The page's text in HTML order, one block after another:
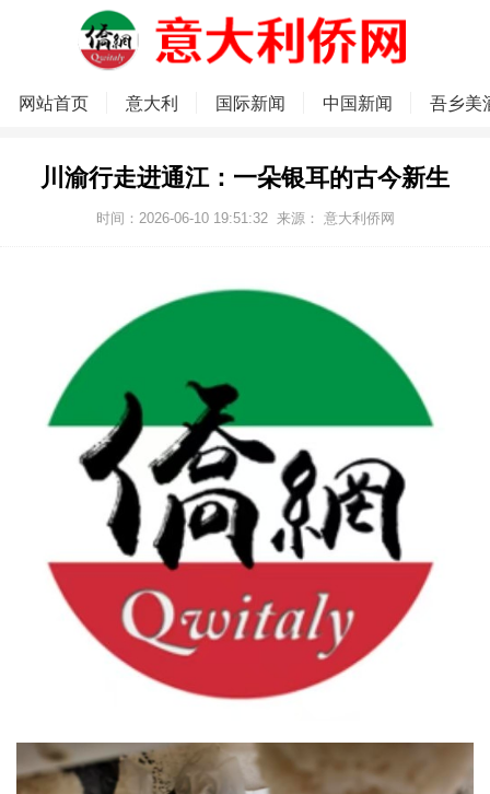
网站首页 意大利 国际新闻 中国新闻 吾乡美
川渝行走进通江：一朵银耳的古今新生
时间：2026-06-10 19:51:32 来源： 意大利侨网